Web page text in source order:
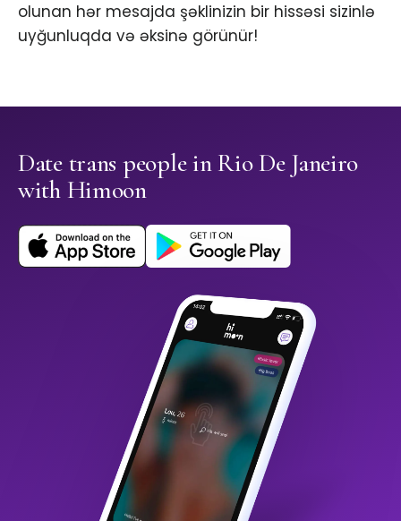
olunan hər mesajda şəklinizin bir hissəsi sizinlə
uyğunluqda və əksinə görünür!
Date trans people in Rio De Janeiro
with Himoon